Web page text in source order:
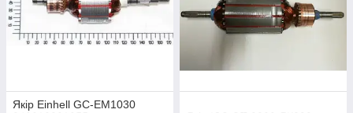
Якір Einhell GC-EM1030